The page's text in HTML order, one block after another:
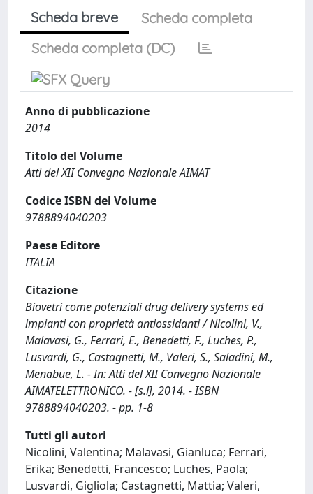
Scheda breve
Scheda completa
Scheda completa (DC)
Anno di pubblicazione
2014
Titolo del Volume
Atti del XII Convegno Nazionale AIMAT
Codice ISBN del Volume
9788894040203
Paese Editore
ITALIA
Citazione
Biovetri come potenziali drug delivery systems ed
impianti con proprietà antiossidanti / Nicolini, V.,
Malavasi, G., Ferrari, E., Benedetti, F., Luches, P.,
Lusvardi, G., Castagnetti, M., Valeri, S., Saladini, M.,
Menabue, L. - In: Atti del XII Convegno Nazionale
AIMATELETTRONICO. - [s.l], 2014. - ISBN
9788894040203. - pp. 1-8
Tutti gli autori
Nicolini, Valentina; Malavasi, Gianluca; Ferrari,
Erika; Benedetti, Francesco; Luches, Paola;
Lusvardi, Gigliola; Castagnetti, Mattia; Valeri,